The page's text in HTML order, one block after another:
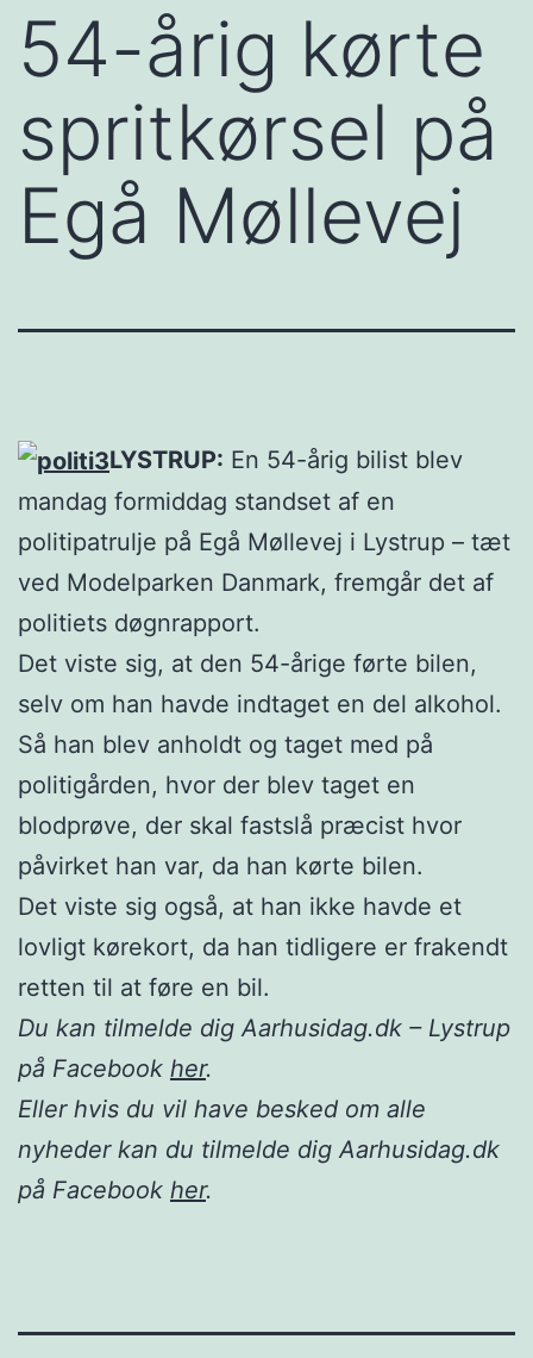
54-årig kørte
spritkørsel på
Egå Møllevej
LYSTRUP: En 54-årig bilist blev
mandag formiddag standset af en
politipatrulje på Egå Møllevej i Lystrup – tæt
ved Modelparken Danmark, fremgår det af
politiets døgnrapport.
Det viste sig, at den 54-årige førte bilen,
selv om han havde indtaget en del alkohol.
Så han blev anholdt og taget med på
politigården, hvor der blev taget en
blodprøve, der skal fastslå præcist hvor
påvirket han var, da han kørte bilen.
Det viste sig også, at han ikke havde et
lovligt kørekort, da han tidligere er frakendt
retten til at føre en bil.
Du kan tilmelde dig Aarhusidag.dk – Lystrup
på Facebook her.
Eller hvis du vil have besked om alle
nyheder kan du tilmelde dig Aarhusidag.dk
på Facebook her.